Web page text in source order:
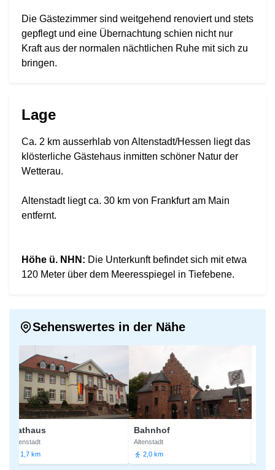
Die Gästezimmer sind weitgehend renoviert und stets
gepflegt und eine Übernachtung schien nicht nur
Kraft aus der normalen nächtlichen Ruhe mit sich zu
bringen.
Lage
Ca. 2 km ausserhlab von Altenstadt/Hessen liegt das
klösterliche Gästehaus inmitten schöner Natur der
Wetterau.
Altenstadt liegt ca. 30 km von Frankfurt am Main
entfernt.
Höhe ü. NHN: Die Unterkunft befindet sich mit etwa
120 Meter über dem Meeresspiegel in Tiefebene.
Sehenswertes in der Nähe
Rathaus
Altenstadt
1,7 km
Bahnhof
Altenstadt
2,0 km